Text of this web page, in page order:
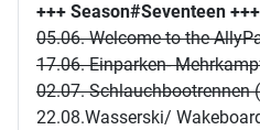
+++ Season#Seventeen +++
05.06. Welcome to the
17.06. Einparken-
02.07. Schlauchbootrennen
22.08.Wasserski/